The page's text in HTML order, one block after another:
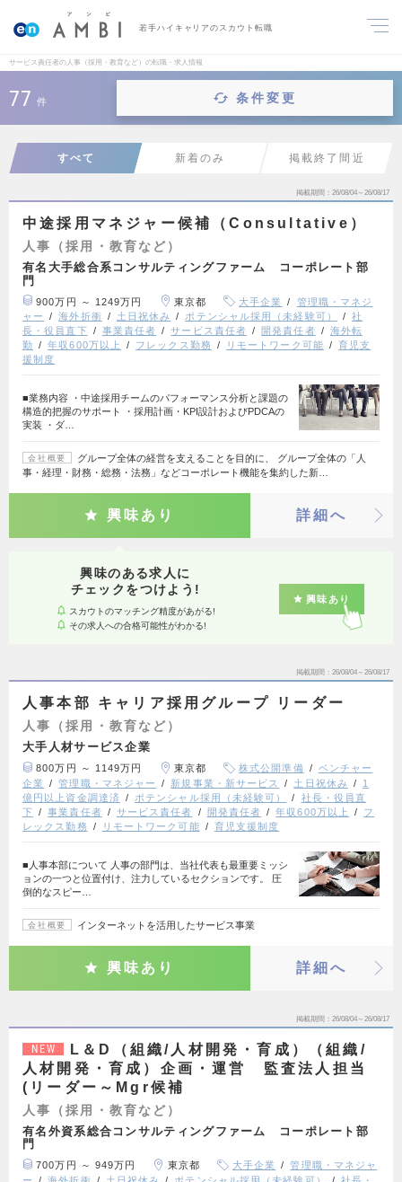
若手ハイキャリアのスカウト転職
サービス責任者の人事（採用・教育など）の転職・求人情報
77 件 条件変更
すべて 新着のみ 掲載終了間近
掲載期間 26/08/04～26/08/17
中途採用マネジャー候補（Consultative）
人事（採用・教育など）
有名大手総合系コンサルティングファーム コーポレート部
門
900万円 ～ 1249万円 東京都 大手企業
管理職・マネジ
ャー
海外折衝 土日祝休み ポテンシャル採用（未経験可）
社
長・役員直下
事業責任者 サービス責任者 開発責任者
海外転
勤
年収600万以上 フレックス勤務 リモートワーク可能
育児支
援制度
■業務内容 ・中途採用チームのパフォーマンス分析と課題の
構造的把握のサポート ・採用計画・KPI設計およびPDCAの
実装 ・ダ…
会社概要
グループ全体の経営を支えることを目的に、 グループ全体の「人
事・経理・財務・総務・法務」などコーポレート機能を集約した新…
興味あり 詳細へ
興味のある求人に
チェックをつけよう!
スカウトのマッチング精度があがる!
その求人への合格可能性がわかる!
興味あり
掲載期間 26/08/04～26/08/17
人事本部 キャリア採用グループ リーダー
人事（採用・教育など）
大手人材サービス企業
800万円 ～ 1149万円 東京都 株式公開準備
ベンチャー
企業
管理職・マネジャー 新規事業・新サービス 土日祝休み
1
億円以上資金調達済
ポテンシャル採用（未経験可）
社長・役員直
下
事業責任者 サービス責任者 開発責任者 年収600万以上
フ
レックス勤務
リモートワーク可能 育児支援制度
■人事本部について 人事の部門は、当社代表も最重要ミッシ
ョンの一つと位置付け、注力しているセクションです。 圧
倒的なスピー…
会社概要 インターネットを活用したサービス事業
興味あり 詳細へ
掲載期間 26/08/04～26/08/17
NEW
L＆D（組織/人材開発・育成）（組織/
人材開発・育成）企画・運営 監査法人担当
(リーダー～Mgr候補
人事（採用・教育など）
有名外資系総合コンサルティングファーム コーポレート部
門
700万円 ～ 949万円 東京都 大手企業
管理職・マネジャ